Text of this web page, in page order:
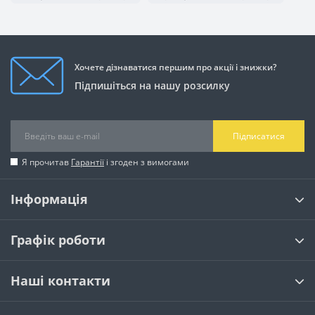
«Груша»
(стегна ширші
V-виріз, деталі
на плечах,
і низ, витягує
«Пісочний
годинник»
Сукня з
поясом, на
Підкреслює
«Прямокутник»
Хочете дізнаватися першим про акції і знижки?
Підпишіться на нашу розсилку
Підписатися
Я прочитав Гарантії і згоден з вимогами
Інформація
Графік роботи
Наші контакти